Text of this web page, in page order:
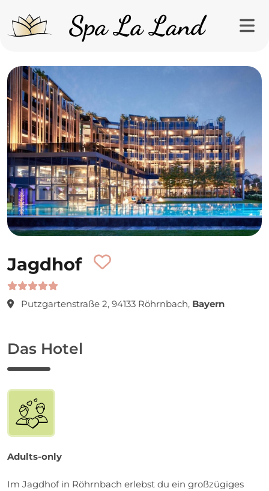
Jagdhof
Putzgartenstraße 2, 94133 Röhrnbach, Bayern
Das Hotel
Adults-only
Im Jagdhof in Röhrnbach erlebst du ein großzügiges